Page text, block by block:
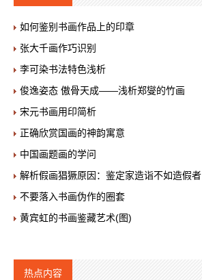
如何鉴别书画作品上的印章
张大千画作巧识别
李可染书法特色浅析
俊逸姿态 傲骨天成——浅析郑燮的竹画
宋元书画用印简析
正确欣赏国画的神韵寓意
中国画题画的学问
解析假画猖獗原因：鉴定家造诣不如造假者
不要落入书画伪作的圈套
黄宾虹的书画鉴藏艺术(图)
热点内容